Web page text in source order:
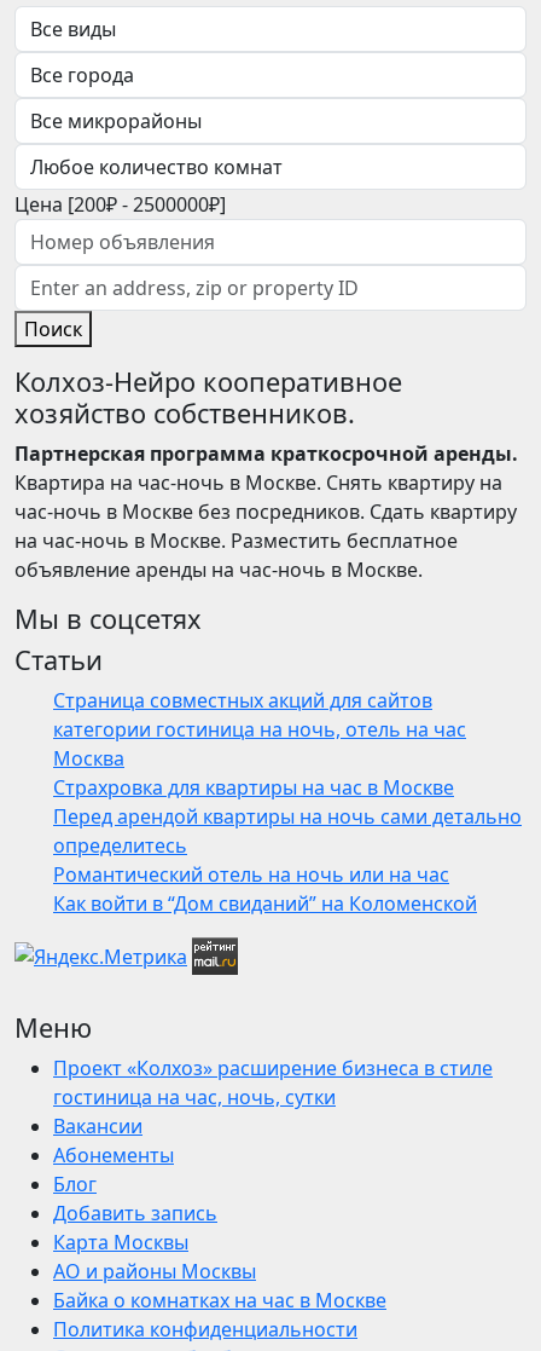
Цена [200₽-2500000₽]
Поиск
Колхоз-Нейро кооперативное
хозяйство собственников.
Партнерская программа краткосрочной аренды.
Квартира на час-ночь в Москве. Снять квартиру на
час-ночь в Москве без посредников. Сдать квартиру
на час-ночь в Москве. Разместить бесплатное
объявление аренды на час-ночь в Москве.
Мы в соцсетях
Статьи
Страница совместных акций для сайтов
категории гостиница на ночь, отель на час
Москва
Страхровка для квартиры на час в Москве
Перед арендой квартиры на ночь сами детально
определитесь
Романтический отель на ночь или на час
Как войти в “Дом свиданий” на Коломенской
Меню
Проект «Колхоз» расширение бизнеса в стиле
гостиница на час, ночь, сутки
Вакансии
Абонементы
Блог
Добавить запись
Карта Москвы
АО и районы Москвы
Байка о комнатках на час в Москве
Политика конфиденциальности